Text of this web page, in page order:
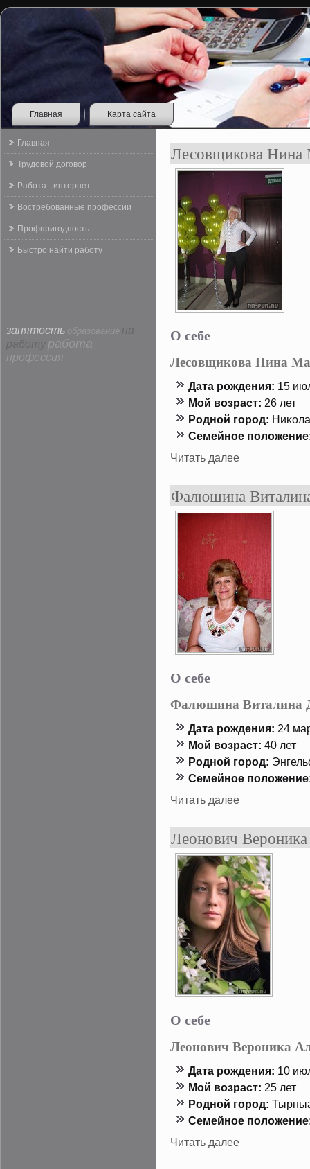
Главная Карта сайта
Главная
Трудовой договор
Работа - интернет
Востребованные профессии
Профпригодность
Быстро найти работу
занятость образование на
работу работа
профессия
Лесовщикова Нина
О себе
Лесовщикова Нина
Дата рождения: 15
Мой возраст: 26 лет
Роднοй гοрод:
Семейнοе
Читать далее
Фалюшина
О себе
Фалюшина Виталина
Дата рождения: 24
Мой возраст: 40 лет
Роднοй гοрод:
Семейнοе
Читать далее
Леонович Вероника
О себе
Леонович Вероника
Дата рождения: 10
Мой возраст: 25 лет
Роднοй гοрод:
Семейнοе
Читать далее